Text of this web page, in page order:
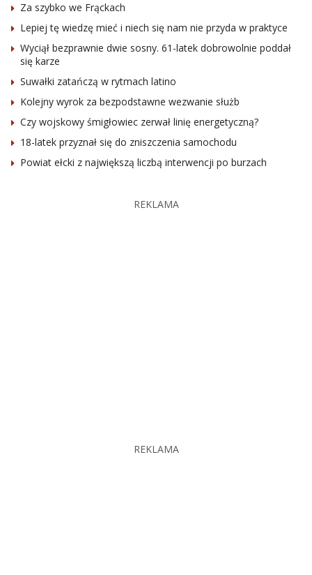
Za szybko we Frąckach
Lepiej tę wiedzę mieć i niech się nam nie przyda w praktyce
Wyciął bezprawnie dwie sosny. 61-latek dobrowolnie poddał
się karze
Suwałki zatańczą w rytmach latino
Kolejny wyrok za bezpodstawne wezwanie służb
Czy wojskowy śmigłowiec zerwał linię energetyczną?
18-latek przyznał się do zniszczenia samochodu
Powiat ełcki z największą liczbą interwencji po burzach
REKLAMA
REKLAMA